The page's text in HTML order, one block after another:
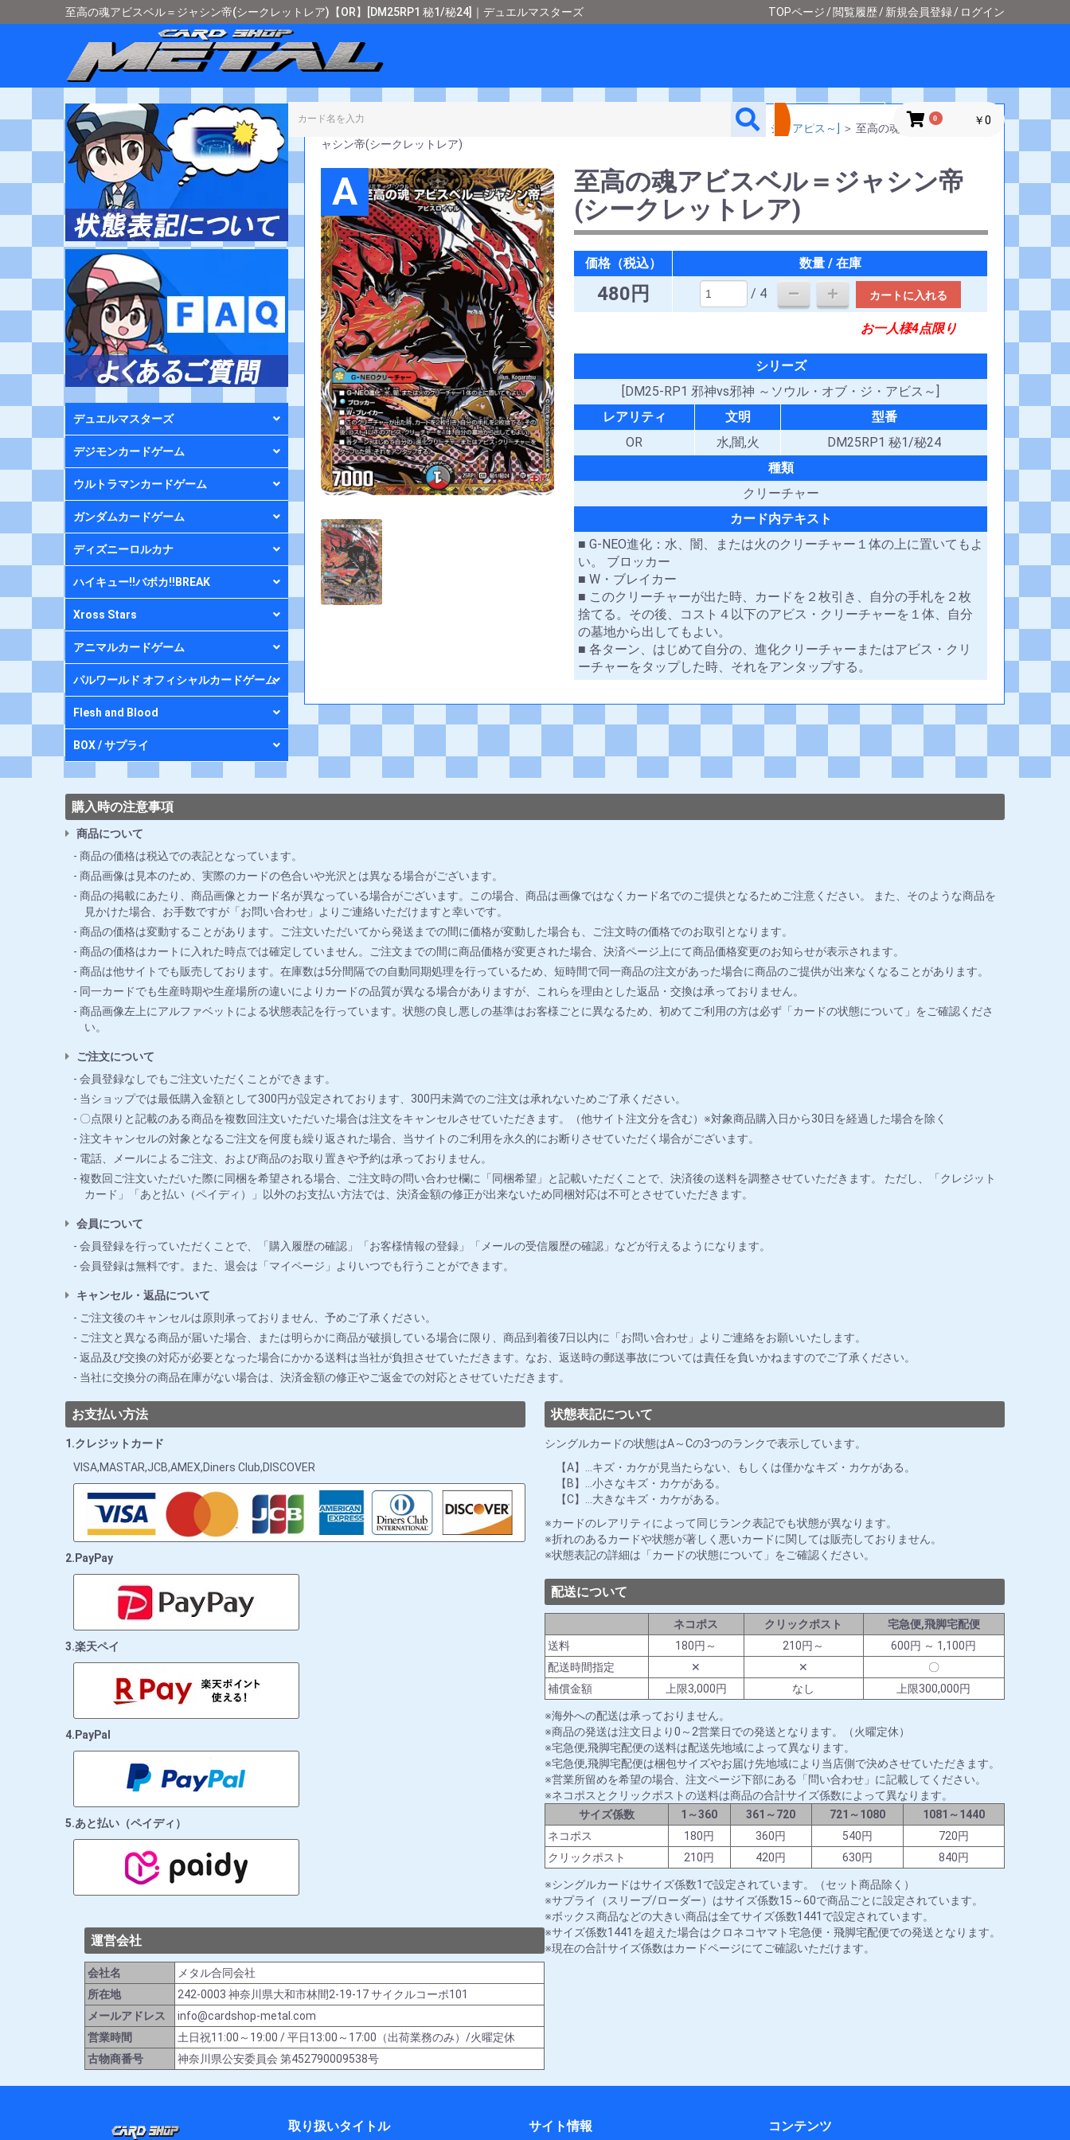
至高の魂アビスベル＝ジャシン帝(シークレットレア)【OR】[DM25RP1 秘1/秘24]｜デュエルマスターズ TOPページ 閲覧履歴 新規会員登録 ログイン
詳細検索 0 ￥0
デュエルマスターズ
デジモンカードゲーム
ウルトラマンカードゲーム
ガンダムカードゲーム
ディズニーロルカナ
ハイキュー!!バボカ!!BREAK
Xross Stars
アニマルカードゲーム
パルワールド オフィシャルカードゲーム
Flesh and Blood
BOX / サプライ
[DM25-RP1 邪神vs邪神 ～ソウル・オブ・ジ・アビス～] ＞ 至高の魂アビスベル＝ジ
ャシン帝(シークレットレア)
A
至高の魂アビスベル＝ジャシン帝
(シークレットレア)
価格（税込） 数量 / 在庫
480円 / 4 カートに入れる
お一人様4点限り
シリーズ
[DM25-RP1 邪神vs邪神 ～ソウル・オブ・ジ・アビス～]
レアリティ
文明
型番
OR
水,闇,火
DM25RP1 秘1/秘24
種類
クリーチャー
カード内テキスト
■ G-NEO進化：水、闇、または火のクリーチャー１体の上に置いてもよ
い。 ブロッカー
■ W・ブレイカー
■ このクリーチャーが出た時、カードを２枚引き、自分の手札を２枚
捨てる。その後、コスト４以下のアビス・クリーチャーを１体、自分
の墓地から出してもよい。
■ 各ターン、はじめて自分の、進化クリーチャーまたはアビス・クリ
ーチャーをタップした時、それをアンタップする。
購入時の注意事項
商品について
商品の価格は税込での表記となっています。
商品画像は見本のため、実際のカードの色合いや光沢とは異なる場合がございます。
商品の掲載にあたり、商品画像とカード名が異なっている場合がございます。この場合、商品は画像ではなくカード名でのご提供となるためご注意ください。 また、そのような商品を
見かけた場合、お手数ですが「お問い合わせ」よりご連絡いただけますと幸いです。
商品の価格は変動することがあります。ご注文いただいてから発送までの間に価格が変動した場合も、ご注文時の価格でのお取引となります。
商品の価格はカートに入れた時点では確定していません。ご注文までの間に商品価格が変更された場合、決済ページ上にて商品価格変更のお知らせが表示されます。
商品は他サイトでも販売しております。在庫数は5分間隔での自動同期処理を行っているため、短時間で同一商品の注文があった場合に商品のご提供が出来なくなることがあります。
同一カードでも生産時期や生産場所の違いによりカードの品質が異なる場合がありますが、これらを理由とした返品・交換は承っておりません。
商品画像左上にアルファベットによる状態表記を行っています。状態の良し悪しの基準はお客様ごとに異なるため、初めてご利用の方は必ず「カードの状態について」をご確認くださ
い。
ご注文について
会員登録なしでもご注文いただくことができます。
当ショップでは最低購入金額として300円が設定されております、300円未満でのご注文は承れないためご了承ください。
〇点限りと記載のある商品を複数回注文いただいた場合は注文をキャンセルさせていただきます。（他サイト注文分を含む）※対象商品購入日から30日を経過した場合を除く
注文キャンセルの対象となるご注文を何度も繰り返された場合、当サイトのご利用を永久的にお断りさせていただく場合がございます。
電話、メールによるご注文、および商品のお取り置きや予約は承っておりません。
複数回ご注文いただいた際に同梱を希望される場合、ご注文時の問い合わせ欄に「同梱希望」と記載いただくことで、決済後の送料を調整させていただきます。 ただし、「クレジット
カード」「あと払い（ペイディ）」以外のお支払い方法では、決済金額の修正が出来ないため同梱対応は不可とさせていただきます。
会員について
会員登録を行っていただくことで、「購入履歴の確認」「お客様情報の登録」「メールの受信履歴の確認」などが行えるようになります。
会員登録は無料です。また、退会は「マイページ」よりいつでも行うことができます。
キャンセル・返品について
ご注文後のキャンセルは原則承っておりません、予めご了承ください。
ご注文と異なる商品が届いた場合、または明らかに商品が破損している場合に限り、商品到着後7日以内に「お問い合わせ」よりご連絡をお願いいたします。
返品及び交換の対応が必要となった場合にかかる送料は当社が負担させていただきます。なお、返送時の郵送事故については責任を負いかねますのでご了承ください。
当社に交換分の商品在庫がない場合は、決済金額の修正やご返金での対応とさせていただきます。
お支払い方法
1.クレジットカード
VISA,MASTAR,JCB,AMEX,Diners Club,DISCOVER
2.PayPay
3.楽天ペイ
4.PayPal
5.あと払い（ペイディ）
状態表記について
シングルカードの状態はA～Cの3つのランクで表示しています。
【A】…キズ・カケが見当たらない、もしくは僅かなキズ・カケがある。
【B】…小さなキズ・カケがある。
【C】…大きなキズ・カケがある。
カードのレアリティによって同じランク表記でも状態が異なります。
折れのあるカードや状態が著しく悪いカードに関しては販売しておりません。
状態表記の詳細は「カードの状態について」をご確認ください。
配送について
ネコポス クリックポスト
宅急便,飛脚宅配便
送料
180円～ 210円～
600円 ～ 1,100円
配送時間指定
✕ ✕
〇
補償金額
上限3,000円 なし 上限300,000円
海外への配送は承っておりません。
商品の発送は注文日より0～2営業日での発送となります。（火曜定休）
宅急便,飛脚宅配便の送料は配送先地域によって異なります。
宅急便,飛脚宅配便は梱包サイズやお届け先地域により当店側で決めさせていただきます。
営業所留めを希望の場合、注文ページ下部にある「問い合わせ」に記載してください。
ネコポスとクリックポストの送料は商品の合計サイズ係数によって異なります。
サイズ係数
1～360 361～720 721～1080
1081～1440
ネコポス
180円 360円 540円
720円
クリックポスト
210円 420円 630円 840円
シングルカードはサイズ係数1で設定されています。（セット商品除く）
サプライ（スリーブ/ローダー）はサイズ係数15～60で商品ごとに設定されています。
ボックス商品などの大きい商品は全てサイズ係数1441で設定されています。
サイズ係数1441を超えた場合はクロネコヤマト宅急便・飛脚宅配便での発送となります。
現在の合計サイズ係数はカードページにてご確認いただけます。
運営会社
会社名
メタル合同会社
所在地
242-0003 神奈川県大和市林間2-19-17 サイクルコーポ101
メールアドレス
info@cardshop-metal.com
営業時間
土日祝11:00～19:00 / 平日13:00～17:00（出荷業務のみ）/火曜定休
古物商番号
神奈川県公安委員会 第452790009538号
取り扱いタイトル サイト情報 コンテンツ